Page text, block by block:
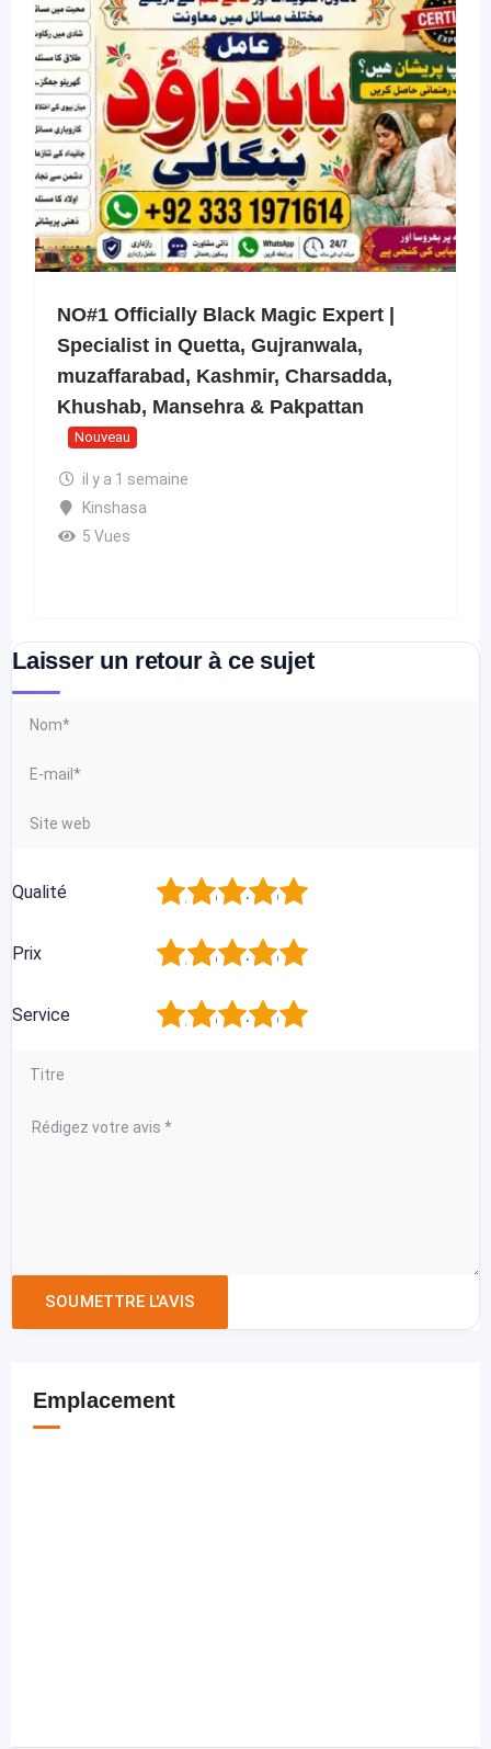
NO#1 Officially Black Magic Expert |
Specialist in Quetta, Gujranwala,
muzaffarabad, Kashmir, Charsadda,
Khushab, Mansehra & Pakpattan
Nouveau
il y a 1 semaine
Kinshasa
5 Vues
Laisser un retour à ce sujet
Qualité 5
4
3
2
Prix 5
4
3
2
Service 5
4
3
2
Emplacement